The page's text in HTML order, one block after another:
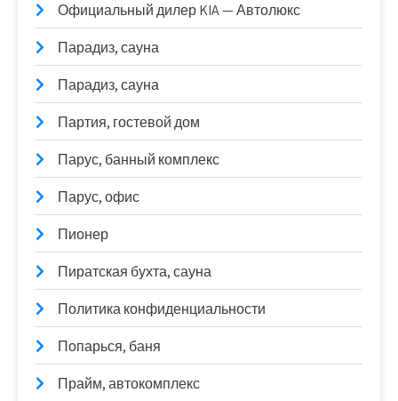
Официальный дилер KIA — Автолюкс
Парадиз, сауна
Парадиз, сауна
Партия, гостевой дом
Парус, банный комплекс
Парус, офис
Пионер
Пиратская бухта, сауна
Политика конфиденциальности
Попарься, баня
Прайм, автокомплекс